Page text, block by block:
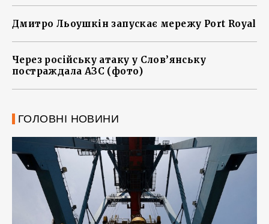
Дмитро Льоушкін запускає мережу Port Royal
Через російську атаку у Слов’янську
постраждала АЗС (фото)
ГОЛОВНІ НОВИНИ